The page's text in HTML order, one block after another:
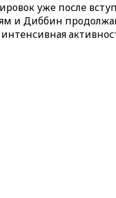
уже после
и Диббин